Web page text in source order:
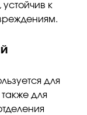
к
для
для